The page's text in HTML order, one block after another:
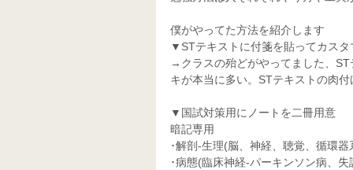
僕がやってた方法を紹介します
▼STテキストに付箋を貼ってカスタ
→クラスの殆どがやってました、
キが本当に多い。STテキストの肉
▼国試対策用にノートを二冊用意
暗記専用
･解剖-生理(脳、神経、聴覚、循環
･病態(臨床神経-パーキンソン病、